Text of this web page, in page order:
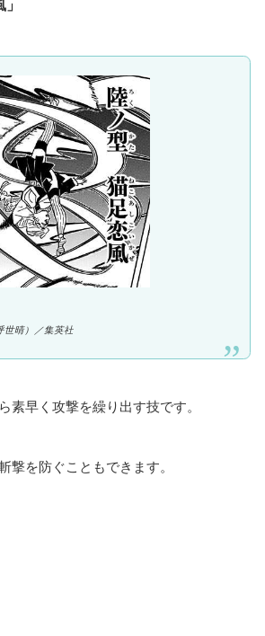
世晴）／集英社
素早く攻撃を繰り出す技です。
撃を防ぐこともできます。